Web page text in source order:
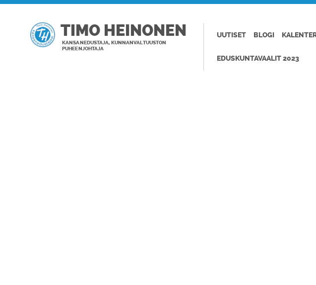
TIMO HEINONEN
KANSANEDUSTAJA, KUNNANVALTUUSTON
PUHEENJOHTAJA
UUTISET BLOGI
EDUSKUNTAVAALIT 2023